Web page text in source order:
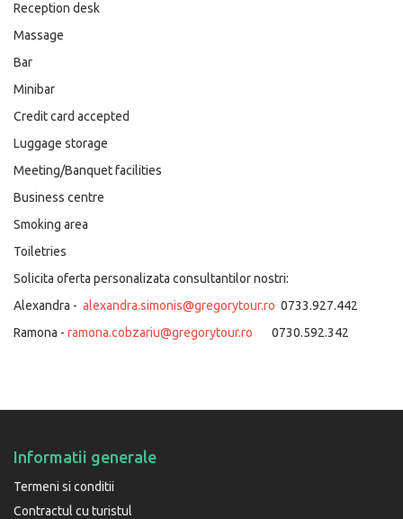
Reception desk
Massage
Bar
Minibar
Credit card accepted
Luggage storage
Meeting/Banquet facilities
Business centre
Smoking area
Toiletries
Solicita oferta personalizata consultantilor nostri:
Alexandra - alexandra.simonis@gregorytour.ro 0733.927.442
Ramona - ramona.cobzariu@gregorytour.ro 0730.592.342
Informatii generale
Termeni si conditii
Contractul cu turistul